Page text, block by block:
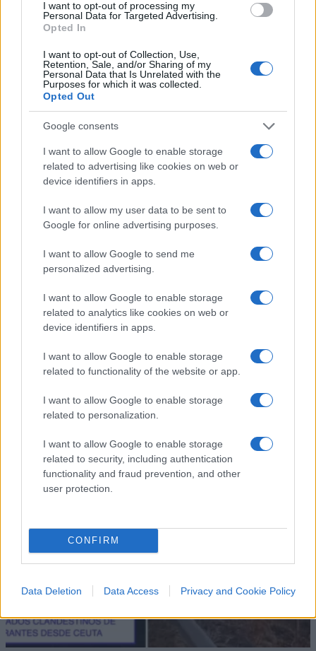
I want to opt-out of processing my
Personal Data for Targeted Advertising.
Opted In
I want to opt-out of Collection, Use,
Retention, Sale, and/or Sharing of my
Personal Data that Is Unrelated with the
Purposes for which it was collected.
Opted Out
Google consents
I want to allow Google to enable storage
related to advertising like cookies on web or
device identifiers in apps.
I want to allow my user data to be sent to
Google for online advertising purposes.
I want to allow Google to send me
personalized advertising.
I want to allow Google to enable storage
related to analytics like cookies on web or
device identifiers in apps.
I want to allow Google to enable storage
related to functionality of the website or app.
I want to allow Google to enable storage
related to personalization.
I want to allow Google to enable storage
related to security, including authentication
functionality and fraud prevention, and other
user protection.
CONFIRM
Data Deletion Data Access Privacy and Cookie Policy
27 Gennaio 2026, 23:12 23:12
La riforma della giustizia sta generando da parte della
magistratura scelte totalmente e volontariamente di parte
manifestando spudoratamente e senza ritegno la loro ira
rabbiosa . Occhio che d’ora in poi ne vedremo delle belle .
Rispondi
Carica altri commenti
IL PIÙ LETTO DEL MESE